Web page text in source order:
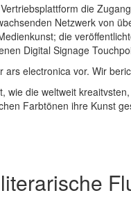
die
Netzwerk von
die
Digital Signage
ars electronica vor. Wir
wie die weltweit
Farbtönen ihre Kunst